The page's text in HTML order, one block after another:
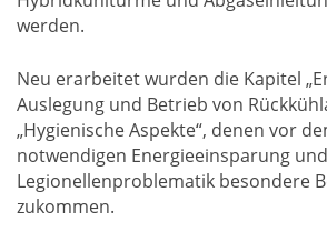
werden.
Neu erarbeitet wurden die Kapitel
Auslegung und Betrieb von
„Hygienische Aspekte“, denen vor
notwendigen Energieeinsparung
Legionellenproblematik besondere
zukommen.